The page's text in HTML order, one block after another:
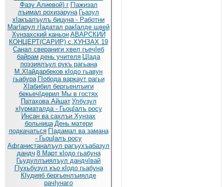
Фазу Алиевой) г ГIажизал
лъимал рохизаруна Гьазул
хIакъалъулъ бицуна - Работни
МагIарул гIадатал ракIалде щвей
Хунзахский каньон АВАРСКИЙ
КОНЦЕРТ(САРИР) с.ХУНЗАХ 19
Санал свераниги хвел гьечIеб
байрам день учителя ЦIада
поэзиялъул рукъ рагьана
М.ХIайдарбеков кIодо гьавун
гьабура ГIобода варкаут рагьи
ХIабибил бергьенлъиги
бекьечIдерил Мы в гостях
Патахова Айшат Улбузул
хIурматалда - ГьоцIалъ росу
Инсан ва сахлъи Хунзах
больница День матери
подкачаться ГIадамал ва замана
- ГьоцIалъ росу
Афганистаналъул рагъухъабазул
дандч 8 Март кIодо гьабуна
Гьудуллъиялъул дандчIвай
ГIухьбузул къо кIодо гьабуна
КIудияб бергьенлъиялде
рачIунаго